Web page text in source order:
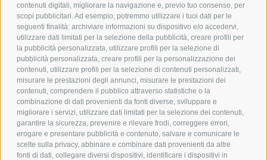
contenuti digitali, migliorare la navigazione e, previo tuo consenso, per
scopi pubblicitari. Ad esempio, potremmo utilizzare i tuoi dati per le
seguenti finalità: archiviare informazioni su dispositivo e/o accedervi,
utilizzare dati limitati per la selezione della pubblicità, creare profili per
la pubblicità personalizzata, utilizzare profili per la selezione di
pubblicità personalizzata, creare profili per la personalizzazione dei
contenuti, utilizzare profili per la selezione di contenuti personalizzati,
misurare le prestazioni degli annunci, misurare le prestazioni dei
contenuti, comprendere il pubblico attraverso statistiche o la
combinazione di dati provenienti da fonti diverse, sviluppare e
migliorare i servizi, utilizzare dati limitati per la selezione dei contenuti,
garantire la sicurezza, prevenire e rilevare frodi, correggere errori,
erogare e presentare pubblicità e contenuto, salvare e comunicare le
scelte sulla privacy, abbinare e combinare dati provenienti da altre
fonti di dati, collegare diversi dispositivi, identificare i dispositivi in
POLICY
PRIVACY POLICY
COOKIE POLICY
PAGAMENTI SICURI
AZIENDA
CHI SIAMO